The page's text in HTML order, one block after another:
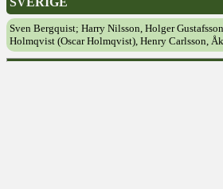
Sven Bergquist; Harry Nilsson, Holger
Holmqvist (Oscar Holmqvist), Henry Carlsson,